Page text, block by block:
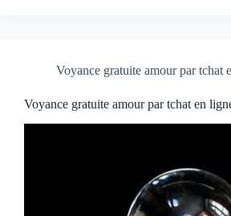
Voyance gratuite amour par tchat
Voyance gratuite amour par tchat en